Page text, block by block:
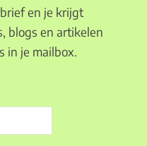
en je krijgt
blogs en artikelen
in je mailbox.